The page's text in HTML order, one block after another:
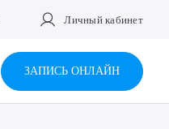
Личный кабинет
ЗАПИСЬ ОНЛАЙН